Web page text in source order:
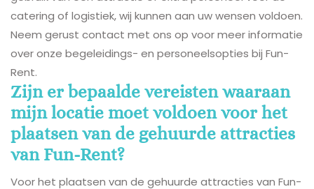
catering of logistiek, wij kunnen aan uw wensen voldoen.
Neem gerust contact met ons op voor meer informatie
over onze begeleidings- en personeelsopties bij Fun-
Rent.
Zijn er bepaalde vereisten waaraan
mijn locatie moet voldoen voor het
plaatsen van de gehuurde attracties
van Fun-Rent?
Voor het plaatsen van de gehuurde attracties van Fun-